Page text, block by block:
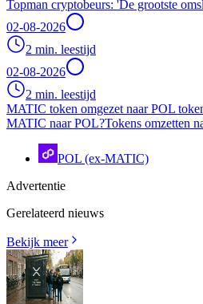
Topman cryptobeurs: 'De grootste
02-08-2026
2 min. leestijd
02-08-2026
2 min. leestijd
MATIC token omgezet naar POL
MATIC naar POL?Tokens omzetten
POL (ex-MATIC)
Advertentie
Gerelateerd nieuws
Bekijk meer